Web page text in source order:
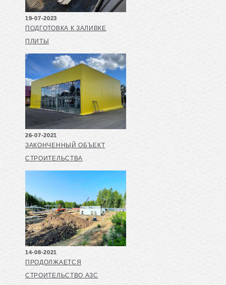
19-07-2023
ПОДГОТОВКА К ЗАЛИВКЕ
ПЛИТЫ
26-07-2021
ЗАКОНЧЕННЫЙ ОБЪЕКТ
СТРОИТЕЛЬСТВА
14-08-2021
ПРОДОЛЖАЕТСЯ
СТРОИТЕЛЬСТВО АЗС